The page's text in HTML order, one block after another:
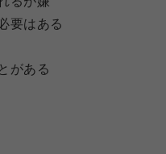
要はある
がある